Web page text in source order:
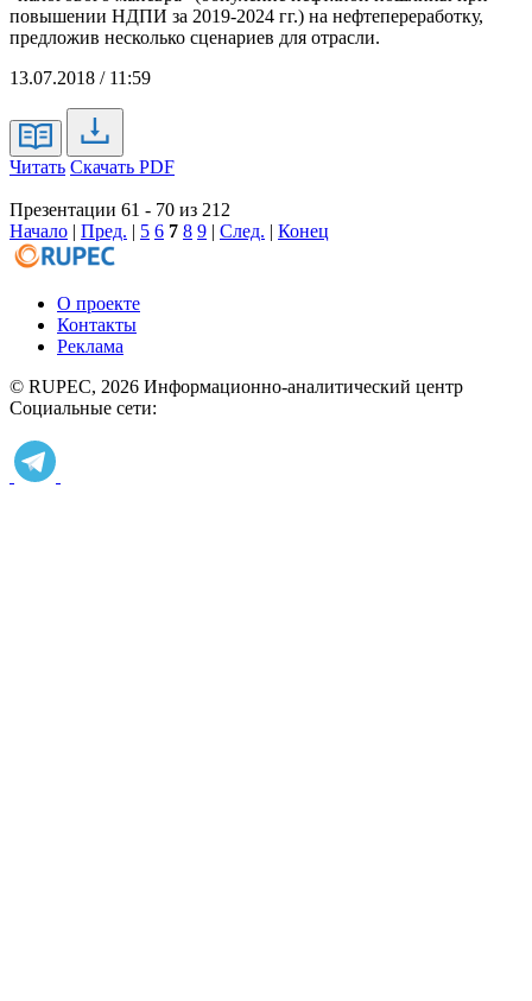
повышении НДПИ за 2019-2024 гг.) на нефтепереработку,
предложив несколько сценариев для отрасли.
13.07.2018 / 11:59
Читать Скачать PDF
Презентации 61 - 70 из 212
Начало | Пред. | 5 6 7 8 9 | След. | Конец
О проекте
Контакты
Реклама
© RUPEC, 2026 Информационно-аналитический центр
Социальные сети: